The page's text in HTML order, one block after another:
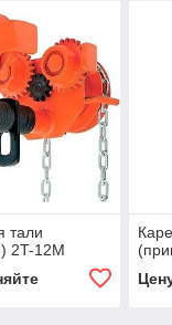
тали
2T-12М